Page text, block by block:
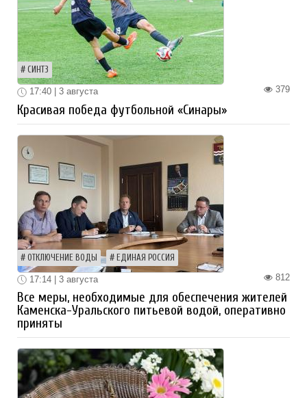
СИНТЗ
379
17:40 | 3 августа
Красивая победа футбольной «Синары»
ОТКЛЮЧЕНИЕ ВОДЫ ЕДИНАЯ РОССИЯ
812
17:14 | 3 августа
Все меры, необходимые для обеспечения жителей
Каменска-Уральского питьевой водой, оперативно
приняты